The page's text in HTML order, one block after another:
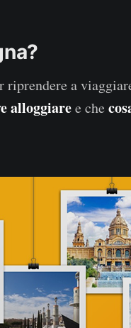
a
alloggiaree che